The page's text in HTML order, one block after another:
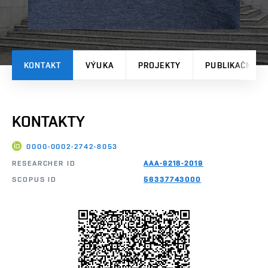
KONTAKT VÝUKA PROJEKTY PUBLIKAČNÍ
KONTAKTY
0000-0002-2742-8053
RESEARCHER ID
AAA-9218-2019
SCOPUS ID
56337743000